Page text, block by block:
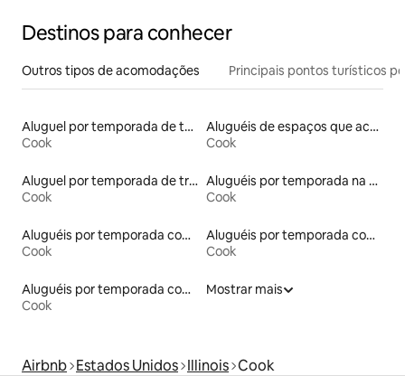
Destinos para conhecer
Outros tipos de acomodações Principais pontos turísticos
Aluguel por temporada de townhouses
Cook
Aluguéis de espaços que aceitam animais de estimação
Cook
Aluguel por temporada de trailers
Cook
Aluguéis por temporada na orla
Cook
Aluguéis por temporada com banheiro para PCD
Cook
Aluguéis por temporada com suítes privativas
Cook
Aluguéis por temporada com varanda
Cook
Mostrar mais
Airbnb Estados Unidos Illinois Cook